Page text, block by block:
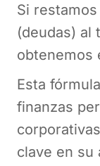
Si
(deudas) al
obtenemos
Esta
finanzas
clave en su